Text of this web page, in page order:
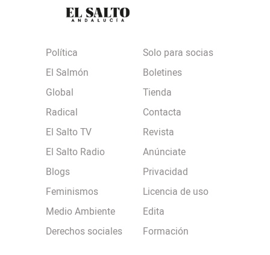
Política
El Salmón
Global
Radical
El Salto TV
El Salto Radio
Blogs
Feminismos
Medio Ambiente
Derechos sociales
Solo para socias
Boletines
Tienda
Contacta
Revista
Anúnciate
Privacidad
Licencia de uso
Edita
Formación